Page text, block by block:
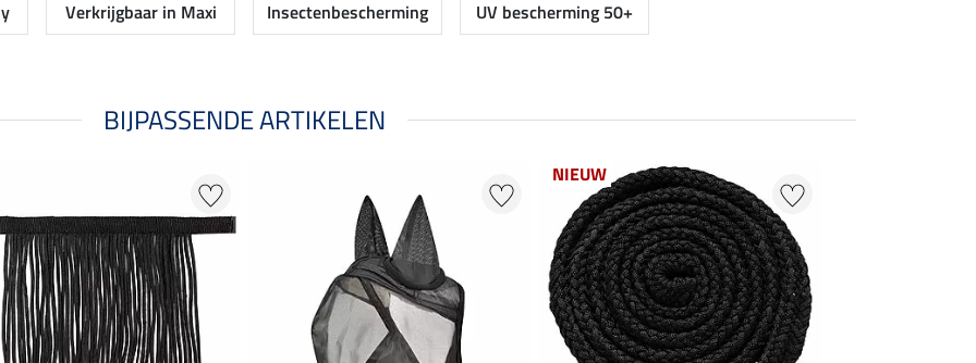
Verkrijgbaar in Maxi Insectenbescherming UV bescherming 50+
BIJPASSENDE ARTIKELEN
NIEUW